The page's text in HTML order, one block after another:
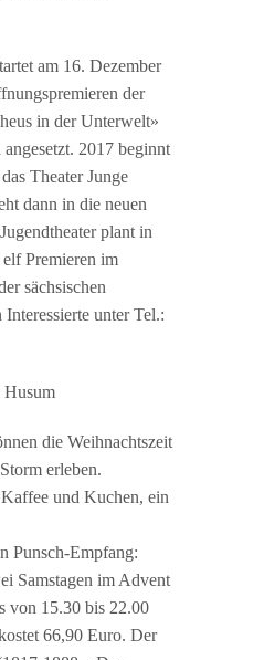
am 16. Dezember
der
in der Unterwelt»
2017 beginnt
Theater Junge
dann in die neuen
plant in
elf Premieren im
sächsischen
unter Tel.:
Husum
die Weihnachtszeit
erleben.
und Kuchen, ein
Punsch-Empfang:
Samstagen im Advent
von 15.30 bis 22.00
66,90 Euro. Der